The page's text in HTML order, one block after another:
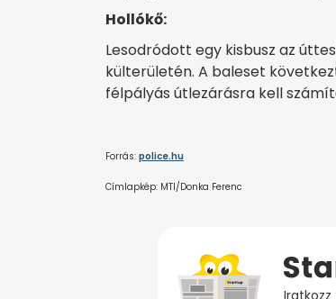
Hollókő:
Lesodródott egy kisbusz az
külterületén. A baleset
félpályás útlezárásra kell
Forrás: police.hu
Címlapkép: MTI/Donka Ferenc